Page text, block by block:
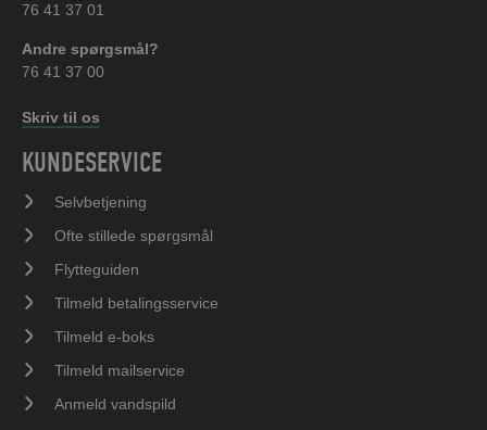
76 41 37 01
Andre spørgsmål?
76 41 37 00
Skriv til os
KUNDESERVICE
Selvbetjening
Ofte stillede spørgsmål
Flytteguiden
Tilmeld betalingsservice
Tilmeld e-boks
Tilmeld mailservice
Anmeld vandspild